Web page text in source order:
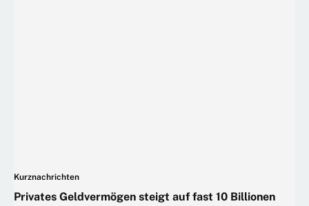
Kurznachrichten
Privates Geldvermögen steigt auf fast 10 Billionen